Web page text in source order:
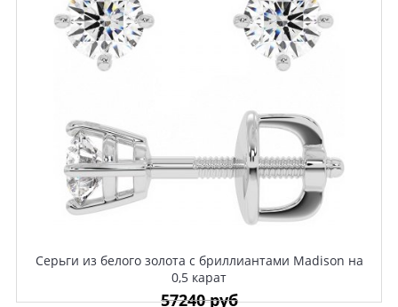
Серьги из белого золота с бриллиантами Madison на
0,5 карат
57240 руб